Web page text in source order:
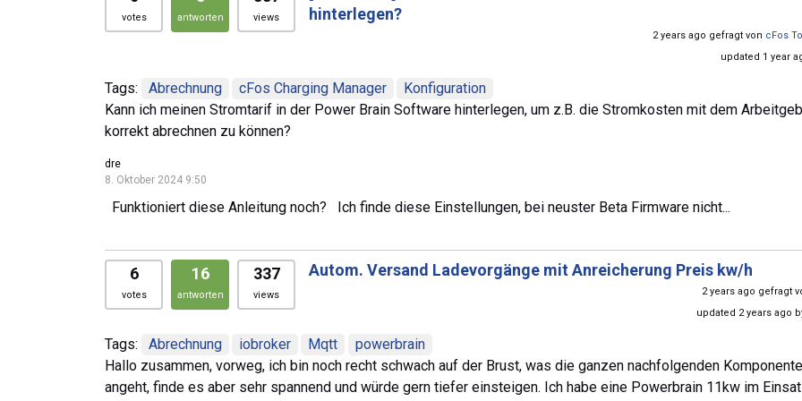
votes antworten views
hinterlegen?
2 years ago gefragt von cFos
updated 1 year
Tags: Abrechnung cFos Charging Manager
Konfiguration
Kann ich meinen Stromtarif in der Power Brain Software hinterlegen, um z.B. die Stromkosten mit dem
korrekt abrechnen zu können?
dre
8. Oktober 2024 9:50
Funktioniert diese Anleitung noch? Ich finde diese Einstellungen, bei neuster Beta Firmware nicht...
6
votes
16
antworten
337
views
Autom. Versand Ladevorgänge mit Anreicherung Preis kw/h
2 years ago gefragt
updated 2 years ago
Tags: Abrechnung iobroker Mqtt
powerbrain
Hallo zusammen, vorweg, ich bin noch recht schwach auf der Brust, was die ganzen nachfolgenden
angeht, finde es aber sehr spannend und würde gern tiefer einsteigen. Ich habe eine Powerbrain 11kw im